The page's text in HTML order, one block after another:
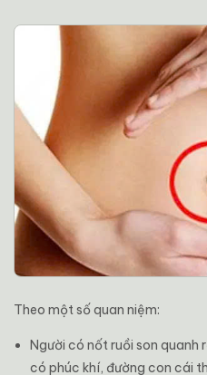
Theo một số quan niệm:
Người có nốt ruồi son quanh
có phúc khí, đường con cái